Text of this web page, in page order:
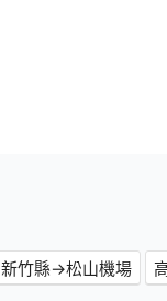
新竹縣→松山機場